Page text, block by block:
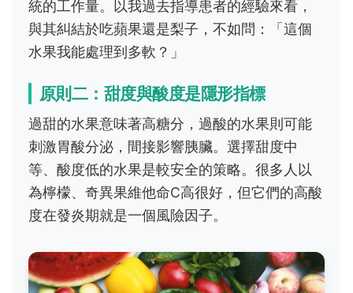
統的工作量。以我過去指導患者的經驗來看，
與其糾結於吃蘋果還是梨子，不如問：「這個
水果我能處理到多軟？」
原則二：甜度與酸度是隱形指標
過甜的水果意味著高糖分，過酸的水果則可能
刺激胃酸分泌，間接影響胰臟。選擇甜度中
等、酸度低的水果是較安全的策略。很多人以
為檸檬、奇異果維他命C高很好，但它們的高酸
度在發炎期就是一個風險因子。